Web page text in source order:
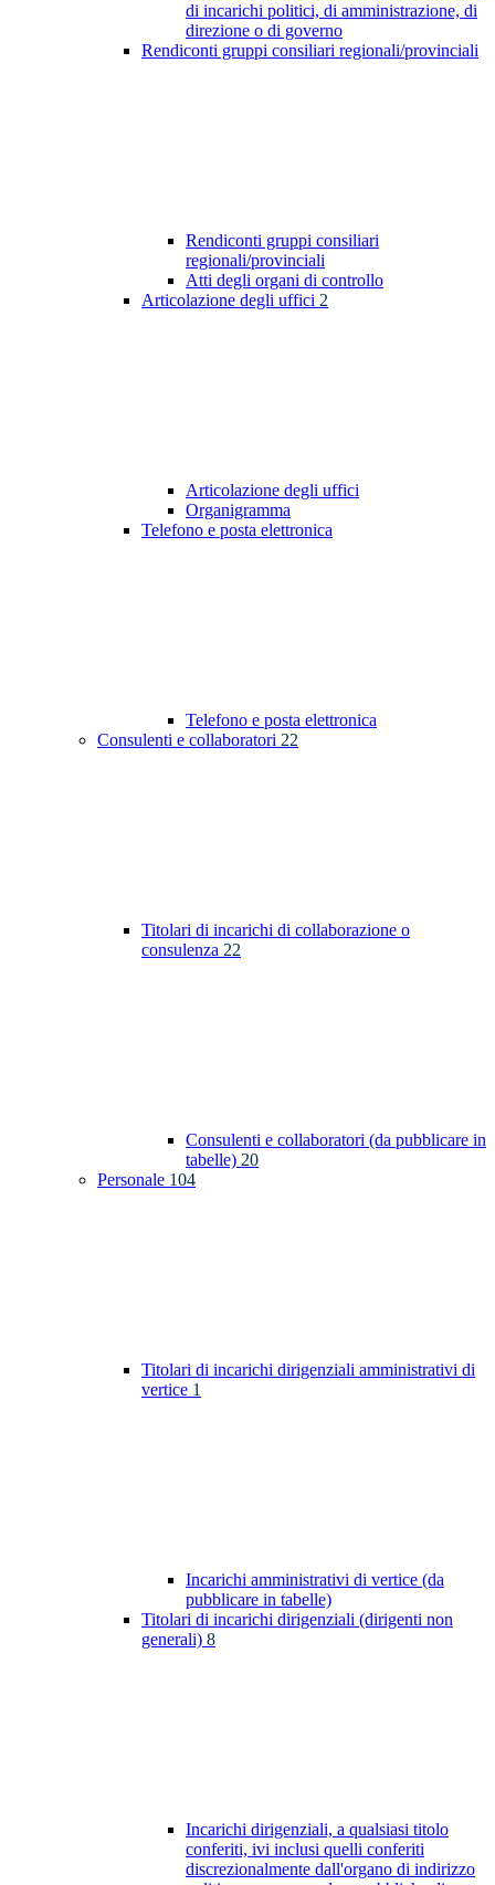
di incarichi politici, di amministrazione, di
direzione o di governo
Rendiconti gruppi consiliari regionali/provinciali
Rendiconti gruppi consiliari
regionali/provinciali
Atti degli organi di controllo
Articolazione degli uffici 2
Articolazione degli uffici
Organigramma
Telefono e posta elettronica
Telefono e posta elettronica
Consulenti e collaboratori 22
Titolari di incarichi di collaborazione o
consulenza 22
Consulenti e collaboratori (da pubblicare in
tabelle) 20
Personale 104
Titolari di incarichi dirigenziali amministrativi di
vertice 1
Incarichi amministrativi di vertice (da
pubblicare in tabelle)
Titolari di incarichi dirigenziali (dirigenti non
generali) 8
Incarichi dirigenziali, a qualsiasi titolo
conferiti, ivi inclusi quelli conferiti
discrezionalmente dall'organo di indirizzo